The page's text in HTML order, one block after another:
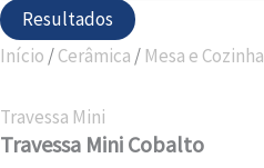
Resultados
Início /Cerâmica / Mesa e Cozinha
Travessa Mini
Travessa Mini Cobalto